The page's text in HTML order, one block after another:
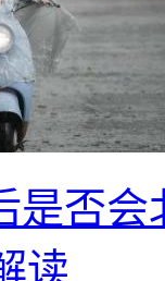
是否
读